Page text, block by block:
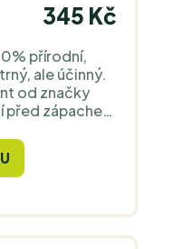
345 Kč
přírodní,
ale účinný.
od značky
zápachem
nebo bránil